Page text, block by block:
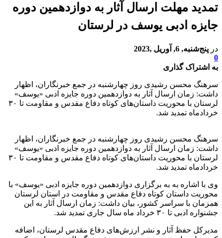
تمدید مهلت ارسال آثار به دوازدهمین دوره
جایزه ادبی یوسف در لرستان
در پنج‌شنبه, 6, آوریل ,2023
0
به اشتراک گذاری
سرهنگ محسن رشیدی روز چهارشنبه در جمع خبرنگاران، اظهار
داشت: زمان ارسال آثار به دوازدهمین دوره جایزه ادبی «یوسف»
لرستان با محوریت داستان‌های کوتاه دفاع مقدس و مقاومت تا ۳۰
خردادماه تمدید شد.
سرهنگ محسن رشیدی روز چهارشنبه در جمع خبرنگاران، اظهار
داشت: زمان ارسال آثار به دوازدهمین دوره جایزه ادبی «یوسف»
لرستان با محوریت داستان‌های کوتاه دفاع مقدس و مقاومت تا ۳۰
خردادماه تمدید شد.
وی با اشاره به به برگزاری دوازدهمین دوره جایزه ادبی «یوسف» با
محوریت داستان کوتاه دفاع مقدس و مقاومت در استان لرستان
همزمان با سراسر کشور، بیان داشت: زمان ارسال آثار به این
جشنواره ادبی تا ۳۰ خرداد ماه سال جاری تمدید شد.
مدیرکل حفظ آثار و نشر ارزش‌های دفاع مقدس لرستان، اضافه